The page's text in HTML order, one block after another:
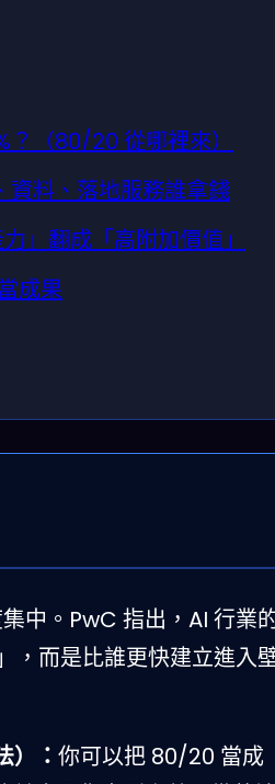
（80/20 從哪裡來）
料、落地服務誰拿錢
」翻成「高附加價值」
成果
中。PwC 指出，AI 行業
，而是比誰更快建立進入
）： 你可以把 80/20 當成